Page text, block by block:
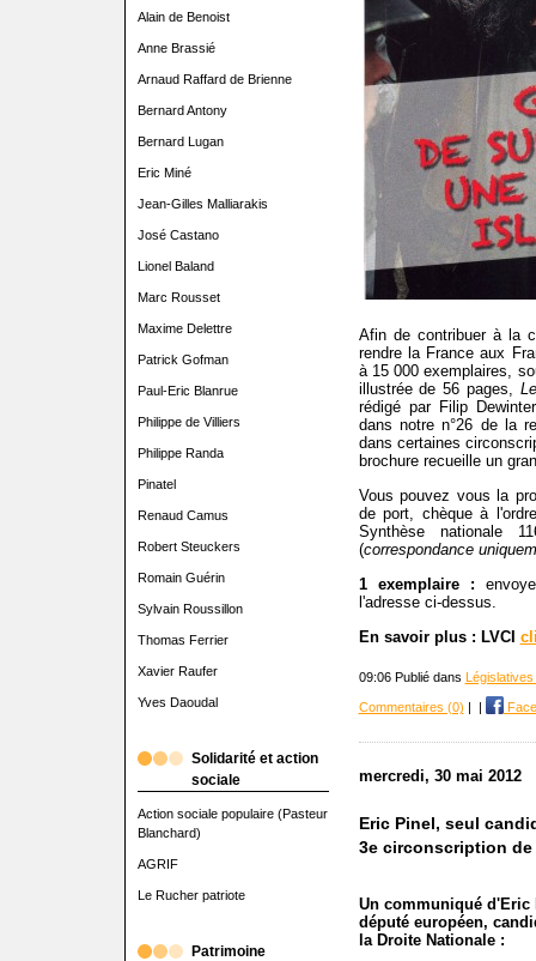
Alain de Benoist
Anne Brassié
Arnaud Raffard de Brienne
Bernard Antony
Bernard Lugan
Eric Miné
Jean-Gilles Malliarakis
José Castano
Lionel Baland
Marc Rousset
Maxime Delettre
Patrick Gofman
Paul-Eric Blanrue
Philippe de Villiers
Philippe Randa
Pinatel
Renaud Camus
Robert Steuckers
Romain Guérin
Sylvain Roussillon
Thomas Ferrier
Xavier Raufer
Yves Daoudal
Solidarité et action
sociale
Action sociale populaire (Pasteur
Blanchard)
AGRIF
Le Rucher patriote
Patrimoine
Afin de contribuer à la
rendre la France aux
à 15 000 exemplaires,
illustrée de 56 pages,
rédigé par Filip
dans notre n°26 de la
dans certaines
brochure recueille un
Vous pouvez vous la
de port, chèque à
Synthèse nationale
(correspondance
1 exemplaire :
l'adresse ci-dessus.
En savoir plus : LVCI
09:06 Publié dans
Commentaires (0)
mercredi, 30 mai 2012
Eric Pinel, seul
3e circonscription de
Un communiqué d'Eric
député européen,
la Droite Nationale :